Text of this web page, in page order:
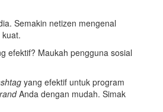
Semakin netizen mengenal
efektif? Maukah pengguna sosial
yang efektif untuk program
Anda dengan mudah. Simak